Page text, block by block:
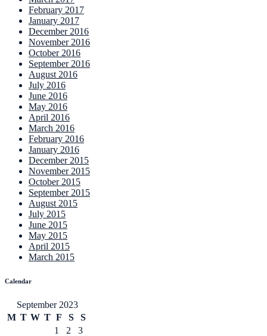
February 2017
January 2017
December 2016
November 2016
October 2016
September 2016
August 2016
July 2016
June 2016
May 2016
April 2016
March 2016
February 2016
January 2016
December 2015
November 2015
October 2015
September 2015
August 2015
July 2015
June 2015
May 2015
April 2015
March 2015
Calendar
September 2023
M T W T F S
S
1
2
3